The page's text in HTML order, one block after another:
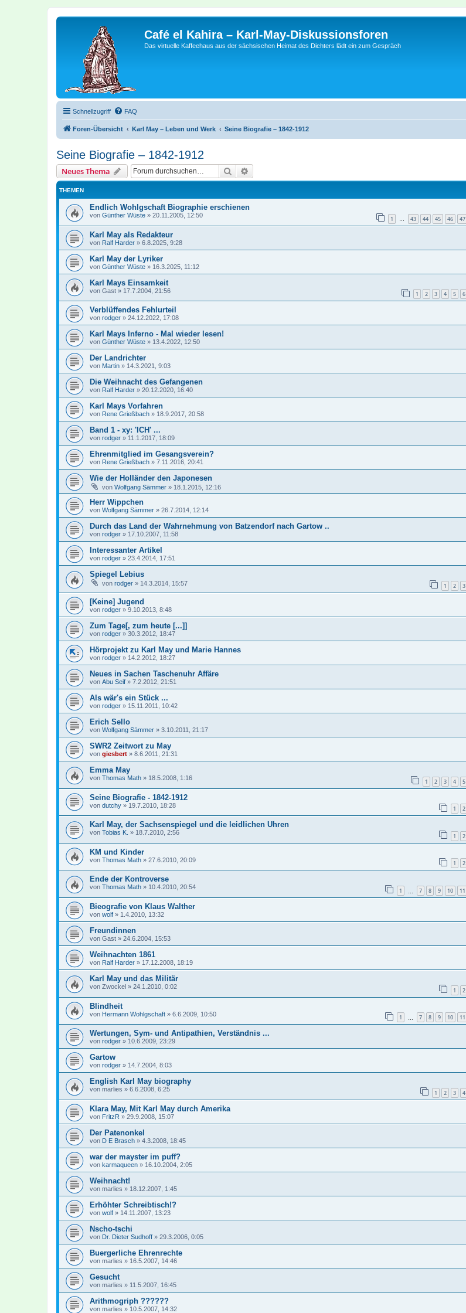
Café el Kahira – Karl-May-Diskussionsforen
Das virtuelle Kaffeehaus aus der sächsischen Heimat des Dichters lädt ein zum Gespräch
Schnellzugriff FAQ
Foren-Übersicht Karl May – Leben und Werk Seine Biografie – 1842-1912
Seine Biografie – 1842-1912
Neues Thema Suche
THEMEN
Endlich Wohlgschaft Biographie erschienen
von Günther Wüste » 20.11.2005, 12:50 1 … 43 44 45 46 47
Karl May als Redakteur
von Ralf Harder » 6.8.2025, 9:28
Karl May der Lyriker
von Günther Wüste » 16.3.2025, 11:12
Karl Mays Einsamkeit
von Gast » 17.7.2004, 21:56 1 2 3 4 5 6
Verblüffendes Fehlurteil
von rodger » 24.12.2022, 17:08
Karl Mays Inferno - Mal wieder lesen!
von Günther Wüste » 13.4.2022, 12:50
Der Landrichter
von Martin » 14.3.2021, 9:03
Die Weihnacht des Gefangenen
von Ralf Harder » 20.12.2020, 16:40
Karl Mays Vorfahren
von Rene Grießbach » 18.9.2017, 20:58
Band 1 - xy: 'ICH' ...
von rodger » 11.1.2017, 18:09
Ehrenmitglied im Gesangsverein?
von Rene Grießbach » 7.11.2016, 20:41
Wie der Holländer den Japonesen
von Wolfgang Sämmer » 18.1.2015, 12:16
Herr Wippchen
von Wolfgang Sämmer » 26.7.2014, 12:14
Durch das Land der Wahrnehmung von Batzendorf nach Gartow ..
von rodger » 17.10.2007, 11:58
Interessanter Artikel
von rodger » 23.4.2014, 17:51
Spiegel Lebius
von rodger » 14.3.2014, 15:57 1 2 3
[Keine] Jugend
von rodger » 9.10.2013, 8:48
Zum Tage[, zum heute [...]]
von rodger » 30.3.2012, 18:47
Hörprojekt zu Karl May und Marie Hannes
von rodger » 14.2.2012, 18:27
Neues in Sachen Taschenuhr Affäre
von Abu Seif » 7.2.2012, 21:51
Als wär's ein Stück ...
von rodger » 15.11.2011, 10:42
Erich Sello
von Wolfgang Sämmer » 3.10.2011, 21:17
SWR2 Zeitwort zu May
von giesbert » 8.6.2011, 21:31
Emma May
von Thomas Math » 18.5.2008, 1:16 1 2 3 4 5
Seine Biografie - 1842-1912
von dutchy » 19.7.2010, 18:28 1 2
Karl May, der Sachsenspiegel und die leidlichen Uhren
von Tobias K. » 18.7.2010, 2:56 1 2
KM und Kinder
von Thomas Math » 27.6.2010, 20:09 1 2
Ende der Kontroverse
von Thomas Math » 10.4.2010, 20:54 1 7 8 9 10 11
Bieografie von Klaus Walther
von wolf » 1.4.2010, 13:32
Freundinnen
von Gast » 24.6.2004, 15:53
Weihnachten 1861
von Ralf Harder » 17.12.2008, 18:19
Karl May und das Militär
von Zwockel » 24.1.2010, 0:02 1 2
Blindheit
von Hermann Wohlgschaft » 6.6.2009, 10:50 1 7 8 9 10 11
Wertungen, Sym- und Antipathien, Verständnis ...
von rodger » 10.6.2009, 23:29
Gartow
von rodger » 14.7.2004, 8:03
English Karl May biography
von marlies » 6.6.2008, 6:25 1 2 3 4
Klara May, Mit Karl May durch Amerika
von FritzR » 29.9.2008, 15:07
Der Patenonkel
von D E Brasch » 4.3.2008, 18:45
war der mayster im puff?
von karmaqueen » 16.10.2004, 2:05
Weihnacht!
von marlies » 18.12.2007, 1:45
Erhöhter Schreibtisch!?
von wolf » 14.11.2007, 13:23
Nscho-tschi
von Dr. Dieter Sudhoff » 29.3.2006, 0:05
Buergerliche Ehrenrechte
von marlies » 16.5.2007, 14:46
Gesucht
von marlies » 11.5.2007, 16:45
Arithmogriph ??????
von marlies » 10.5.2007, 14:32